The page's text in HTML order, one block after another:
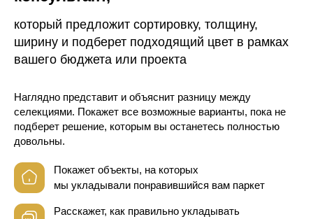
который предложит сортировку, толщину,
ширину и подберет подходящий цвет в рамках
вашего бюджета или проекта
Наглядно представит и объяснит разницу между
селекциями. Покажет все возможные варианты, пока не
подберет решение, которым вы останетесь полностью
довольны.
Покажет объекты, на которых
мы укладывали понравившийся вам паркет
Расскажет, как правильно укладывать